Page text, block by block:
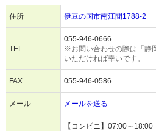
住所 伊豆の国市南江間1788-2
TEL
055-946-0666
※お問い合わせの際は「静
いただければ幸いです。
FAX 055-946-0586
メール メールを送る
【コンビニ】07:00～18:00